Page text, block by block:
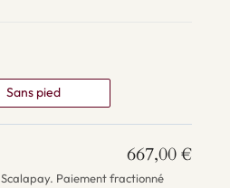
Sans pied
667,00€
Paiement fractionné